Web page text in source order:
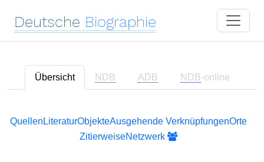
Deutsche Biographie
Übersicht NDB ADB NDB-online
Quellen LiteraturObjekteAusgehende VerknüpfungenOrte
ZitierweiseNetzwerk